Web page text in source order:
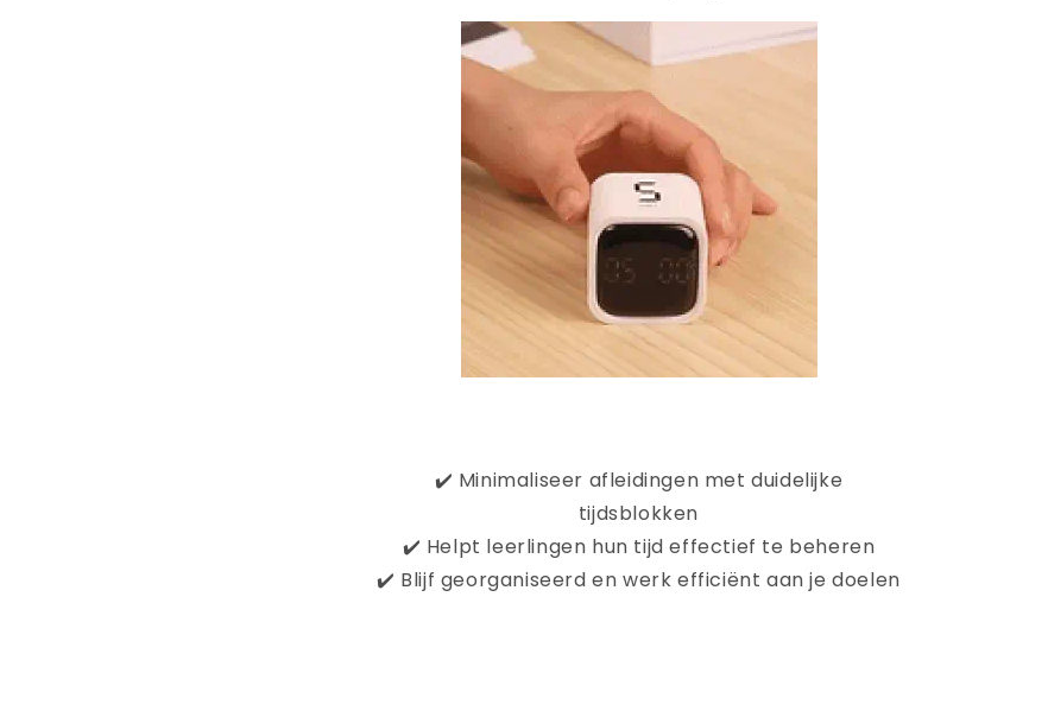
✔️ Minimaliseer afleidingen met duidelijke
tijdsblokken
✔️ Helpt leerlingen hun tijd effectief te beheren
✔️ Blijf georganiseerd en werk efficiënt aan je doelen